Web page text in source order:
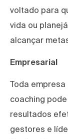
voltado para
vida ou
alcançar
Empresarial
Toda empresa
coaching
resultados
gestores e